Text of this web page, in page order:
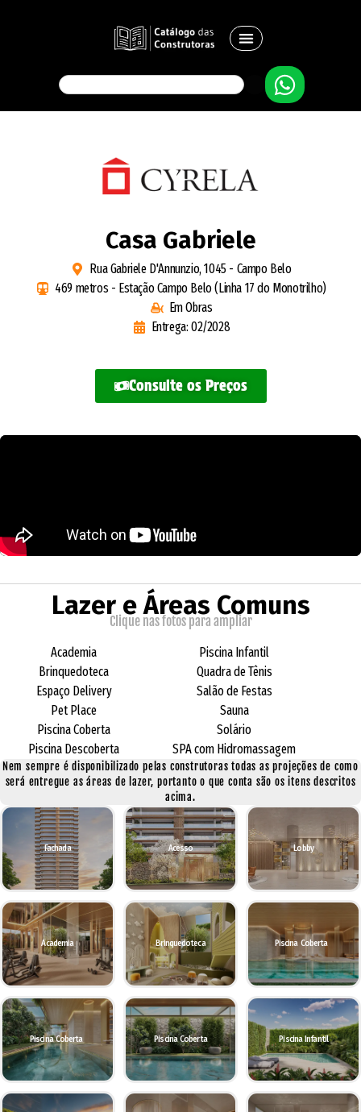
Casa Gabriele
Rua Gabriele D'Annunzio, 1045 - Campo Belo
469 metros - Estação Campo Belo (Linha 17 do Monotrilho)
Em Obras
Entrega: 02/2028
Consulte os Preços
Lazer e Áreas Comuns
Clique nas fotos para ampliar
Academia
Brinquedoteca
Espaço Delivery
Pet Place
Piscina Coberta
Piscina Descoberta
Piscina Infantil
Quadra de Tênis
Salão de Festas
Sauna
Solário
SPA com Hidromassagem
Nem sempre é disponibilizado pelas construtoras todas as projeções de como
será entregue as áreas de lazer, portanto o que conta são os itens descritos
acima.
Fachada Acesso Lobby
Academia Brinquedoteca Piscina Coberta
Piscina Coberta Piscina Coberta Piscina Infantil